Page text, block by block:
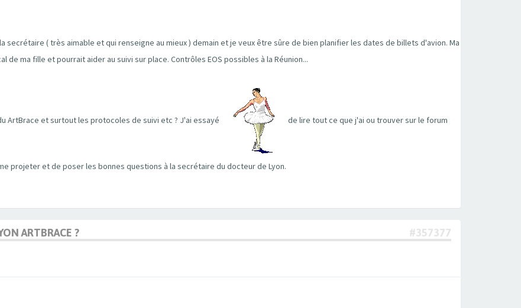
secrétaire ( très aimable et qui renseigne au mieux ) demain et je veux être sûre de bien planifier les dates de billets d'avion. Ma
ma fille et pourrait aider au suivi sur place. Contrôles EOS possibles à la Réunion...
ArtBrace et surtout les protocoles de suivi etc ? J'ai essayé de lire tout ce que j'ai ou trouver sur le forum
projeter et de poser les bonnes questions à la secrétaire du docteur de Lyon.
ARTBRACE ? #357377